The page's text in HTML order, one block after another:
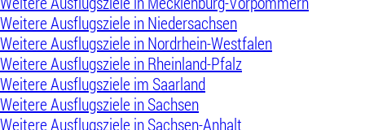
Weitere Ausflugsziele in Niedersachsen
Weitere Ausflugsziele in Nordrhein-Westfalen
Weitere Ausflugsziele in Rheinland-Pfalz
Weitere Ausflugsziele im Saarland
Weitere Ausflugsziele in Sachsen
Weitere Ausflugsziele in Sachsen-Anhalt